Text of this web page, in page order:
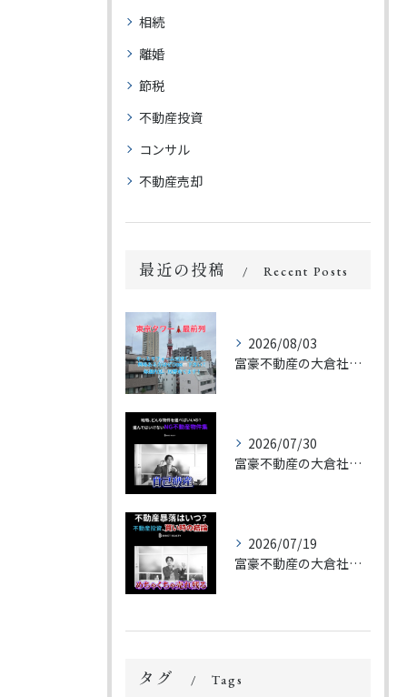
相続
離婚
節税
不動産投資
コンサル
不動産売却
最近の投稿 Recent Posts
2026/08/03
富豪不動産の大倉社長です。
2026/07/30
富豪不動産の大倉社長です。
2026/07/19
富豪不動産の大倉社長です。
タグ Tags